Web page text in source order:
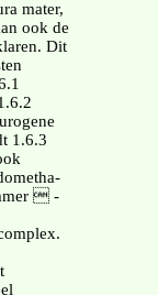
mater,
ook de
Dit
1.6.3
 -